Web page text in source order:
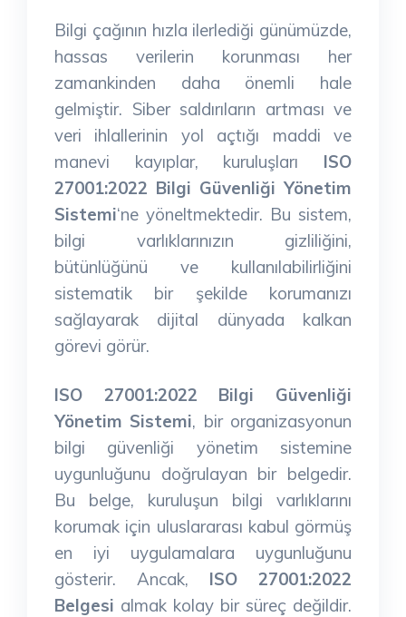
Bilgi çağının hızla ilerlediği günümüzde,
hassas verilerin korunması her
zamankinden daha önemli hale
gelmiştir. Siber saldırıların artması ve
veri ihlallerinin yol açtığı maddi ve
manevi kayıplar, kuruluşları ISO
27001:2022 Bilgi Güvenliği Yönetim
Sistemi‘ne yöneltmektedir. Bu sistem,
bilgi varlıklarınızın gizliliğini,
bütünlüğünü ve kullanılabilirliğini
sistematik bir şekilde korumanızı
sağlayarak dijital dünyada kalkan
görevi görür.
ISO 27001:2022 Bilgi Güvenliği
Yönetim Sistemi, bir organizasyonun
bilgi güvenliği yönetim sistemine
uygunluğunu doğrulayan bir belgedir.
Bu belge, kuruluşun bilgi varlıklarını
korumak için uluslararası kabul görmüş
en iyi uygulamalara uygunluğunu
gösterir. Ancak, ISO 27001:2022
Belgesi almak kolay bir süreç değildir.